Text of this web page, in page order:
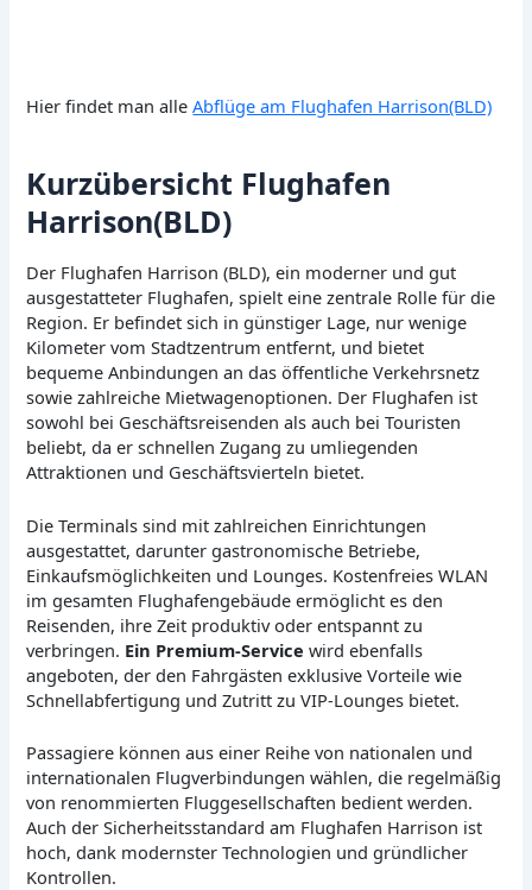
Hier findet man alleAbflüge am Flughafen Harrison(BLD)
Kurzübersicht Flughafen
Harrison(BLD)
Der Flughafen Harrison (BLD), ein moderner und gut
ausgestatteter Flughafen, spielt eine zentrale Rolle für die
Region. Er befindet sich in günstiger Lage, nur wenige
Kilometer vom Stadtzentrum entfernt, und bietet
bequeme Anbindungen an das öffentliche Verkehrsnetz
sowie zahlreiche Mietwagenoptionen. Der Flughafen ist
sowohl bei Geschäftsreisenden als auch bei Touristen
beliebt, da er schnellen Zugang zu umliegenden
Attraktionen und Geschäftsvierteln bietet.
Die Terminals sind mit zahlreichen Einrichtungen
ausgestattet, darunter gastronomische Betriebe,
Einkaufsmöglichkeiten und Lounges. Kostenfreies WLAN
im gesamten Flughafengebäude ermöglicht es den
Reisenden, ihre Zeit produktiv oder entspannt zu
verbringen. Ein Premium-Service wird ebenfalls
angeboten, der den Fahrgästen exklusive Vorteile wie
Schnellabfertigung und Zutritt zu VIP-Lounges bietet.
Passagiere können aus einer Reihe von nationalen und
internationalen Flugverbindungen wählen, die regelmäßig
von renommierten Fluggesellschaften bedient werden.
Auch der Sicherheitsstandard am Flughafen Harrison ist
hoch, dank modernster Technologien und gründlicher
Kontrollen.